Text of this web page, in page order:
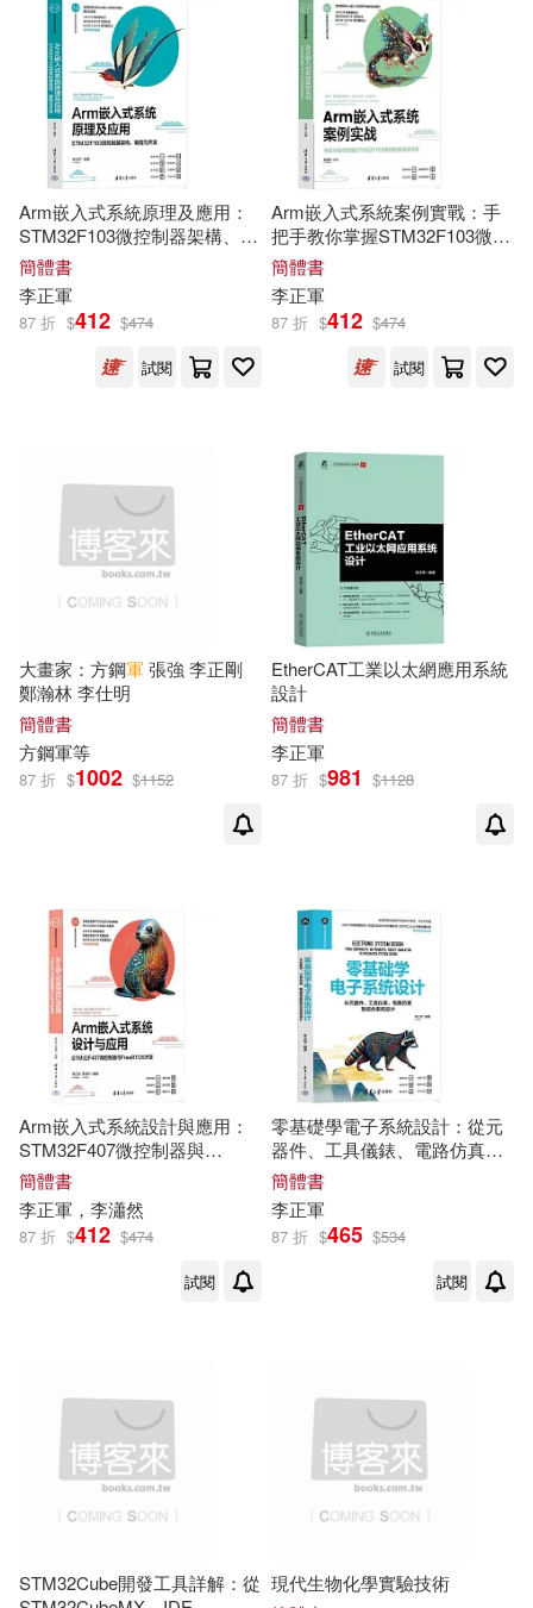
價格
範圍
Arm嵌入式系統原理及應用：
STM32F103微控制器架構、編
程與開發
簡體書
李正軍
87 折 $412 $474
試閱
Arm嵌入式系統案例實戰：手
把手教你掌握STM32F103微控
制器項目開發
簡體書
李正軍
87 折 $412 $474
試閱
大畫家：方鋼軍張強 李正剛
鄭瀚林 李仕明
簡體書
方鋼軍等
87 折 $1002 $1152
EtherCAT工業以太網應用系統
設計
簡體書
李正軍
87 折 $981 $1128
Arm嵌入式系統設計與應用：
STM32F407微控制器與
FreeRTOS開發
簡體書
李正軍 ，李瀟然
87 折 $412 $474
試閱
零基礎學電子系統設計：從元
器件、工具儀錶、電路仿真到
綜合系統設計
簡體書
李正軍
87 折 $465 $534
試閱
STM32Cube開發工具詳解：從 現代生物化學實驗技術